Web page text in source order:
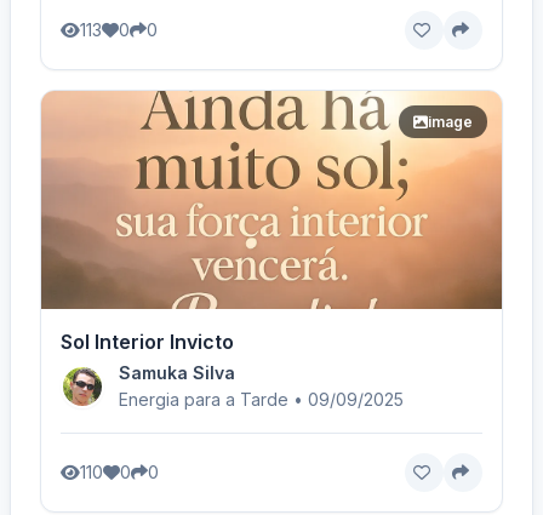
113 0 0
image
Sol Interior Invicto
Samuka Silva
Energia para a Tarde • 09/09/2025
110 0 0